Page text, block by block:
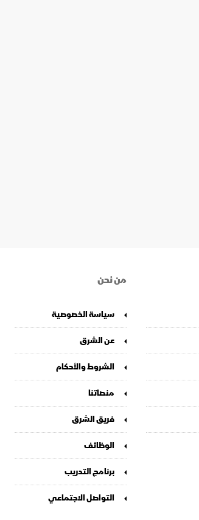
من نحن
سياسة الخصوصية
عن الشرق
الشروط والأحكام
منصاتنا
فريق الشرق
الوظائف
برنامج التدريب
التواصل الاجتماعي